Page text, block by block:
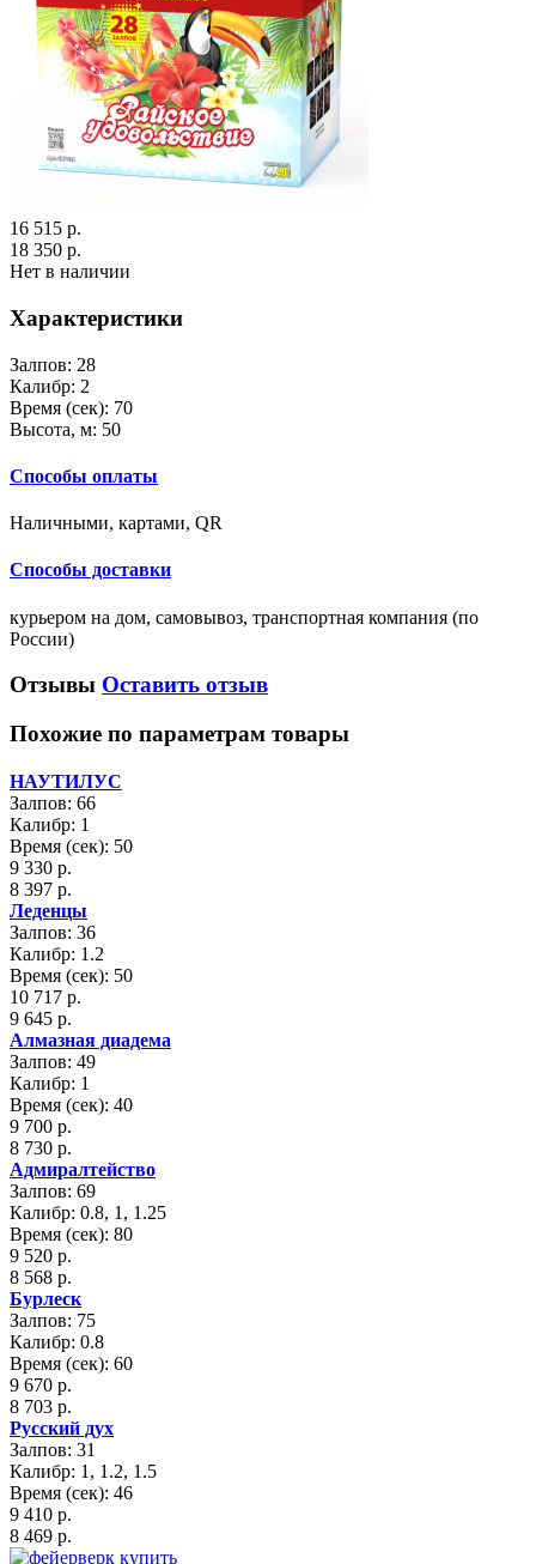
16 515 р.
18 350 р.
Нет в наличии
Характеристики
Залпов: 28
Калибр: 2
Время (сек): 70
Высота, м: 50
Способы оплаты
Наличными, картами, QR
Способы доставки
курьером на дом, самовывоз, транспортная компания (по
России)
Отзывы Оставить отзыв
Похожие по параметрам товары
НАУТИЛУС
Залпов: 66
Калибр: 1
Время (сек): 50
9 330 р.
8 397 р.
Леденцы
Залпов: 36
Калибр: 1.2
Время (сек): 50
10 717 р.
9 645 р.
Алмазная диадема
Залпов: 49
Калибр: 1
Время (сек): 40
9 700 р.
8 730 р.
Адмиралтейство
Залпов: 69
Калибр: 0.8, 1, 1.25
Время (сек): 80
9 520 р.
8 568 р.
Бурлеск
Залпов: 75
Калибр: 0.8
Время (сек): 60
9 670 р.
8 703 р.
Русский дух
Залпов: 31
Калибр: 1, 1.2, 1.5
Время (сек): 46
9 410 р.
8 469 р.